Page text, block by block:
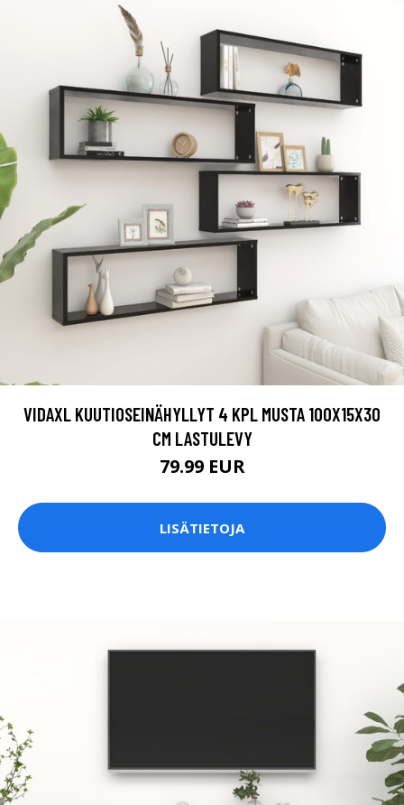
VIDAXL KUUTIOSEINÄHYLLYT 4 KPL MUSTA 100X15X30
CM LASTULEVY
79.99 EUR
LISÄTIETOJA